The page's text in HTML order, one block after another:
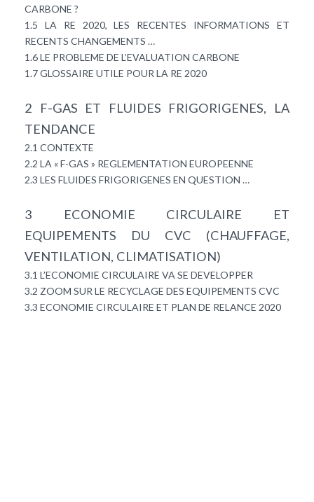
CARBONE ?
1.5 LA RE 2020, LES RECENTES INFORMATIONS ET
RECENTS CHANGEMENTS …
1.6 LE PROBLEME DE L’EVALUATION CARBONE
1.7 GLOSSAIRE UTILE POUR LA RE 2020
2 F-GAS ET FLUIDES FRIGORIGENES, LA
TENDANCE
2.1 CONTEXTE
2.2 LA « F-GAS » REGLEMENTATION EUROPEENNE
2.3 LES FLUIDES FRIGORIGENES EN QUESTION …
3 ECONOMIE CIRCULAIRE ET
EQUIPEMENTS DU CVC (CHAUFFAGE,
VENTILATION, CLIMATISATION)
3.1 L’ECONOMIE CIRCULAIRE VA SE DEVELOPPER
3.2 ZOOM SUR LE RECYCLAGE DES EQUIPEMENTS CVC
3.3 ECONOMIE CIRCULAIRE ET PLAN DE RELANCE 2020